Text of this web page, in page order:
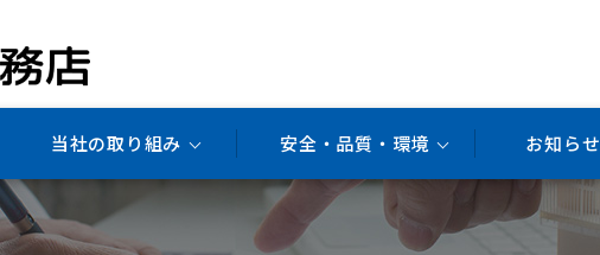
当社の取り組み 安全・品質・環境 お知らせ